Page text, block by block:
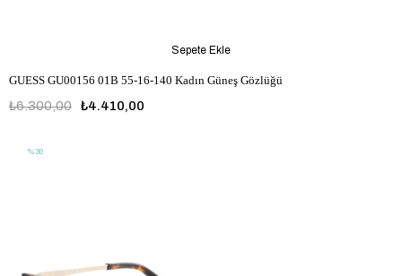
GUESS GU00156 01B 55-16-140 Kadın Güneş Gözlüğü
₺4.410,00
₺6.300,00
Sepete Ekle
%30